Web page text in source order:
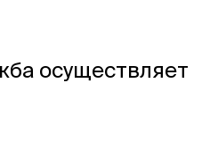
осуществляет